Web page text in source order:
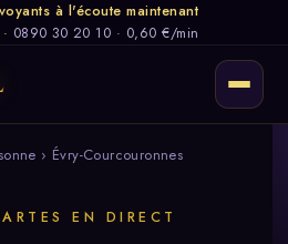
à l'écoute maintenant
· 0890 30 20 10 · 0,60 €/min
› Évry-Courcouronnes
EN DIRECT